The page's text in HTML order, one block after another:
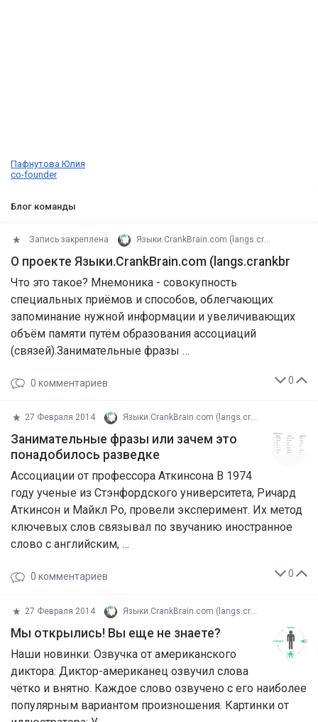
Пафнутова Юлия
co-founder
Блог команды
Запись закреплена Языки.CrankBrain.com (langs.crankbr
О проекте Языки.CrankBrain.com (langs.crankbr
Что это такое? Мнемоника - совокупность
специальных приёмов и способов, облегчающих
запоминание нужной информации и увеличивающих
объём памяти путём образования ассоциаций
(связей).Занимательные фразы …
0
0 комментариев
27 Февраля 2014 Языки.CrankBrain.com (langs.crankbr
Занимательные фразы или зачем это
понадобилось разведке
Ассоциации от профессора Аткинсона В 1974
году ученые из Стэнфордского университета, Ричард
Аткинсон и Майкл Ро, провели эксперимент. Их метод
ключевых слов связывал по звучанию иностранное
слово с английским, …
0
0 комментариев
27 Февраля 2014 Языки.CrankBrain.com (langs.crankbr
Мы открылись! Вы еще не знаете?
Наши новинки: Озвучка от американского
диктора: Диктор-американец озвучил слова
чётко и внятно. Каждое слово озвучено с его наиболее
популярным вариантом произношения. Картинки от